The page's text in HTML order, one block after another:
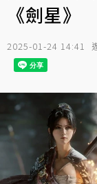
《劍星》
2025-01-24 14:41